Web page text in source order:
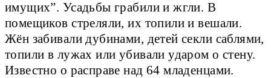
имущих”. Усадьбы грабили и жгли. В
помещиков стреляли, их топили и вешали.
Жён забивали дубинами, детей секли саблями,
топили в лужах или убивали ударом о стену.
Известно о расправе над 64 младенцами.